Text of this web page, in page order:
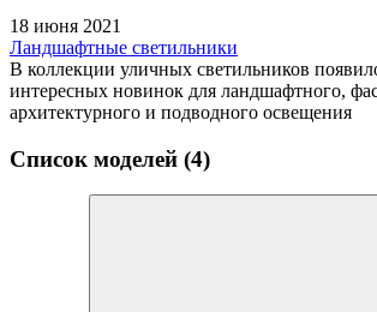
18 июня 2021
Ландшафтные светильники
В коллекции уличных светильников
интересных новинок для ландшафтного,
архитектурного и подводного освещения
Список моделей (4)